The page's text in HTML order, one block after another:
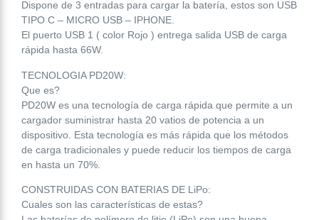
Dispone de 3 entradas para cargar la batería, estos son USB
TIPO C – MICRO USB – IPHONE.
El puerto USB 1 ( color Rojo ) entrega salida USB de carga
rápida hasta 66W.
TECNOLOGIA PD20W:
Que es?
PD20W es una tecnología de carga rápida que permite a un
cargador suministrar hasta 20 vatios de potencia a un
dispositivo. Esta tecnología es más rápida que los métodos
de carga tradicionales y puede reducir los tiempos de carga
en hasta un 70%.
CONSTRUIDAS CON BATERIAS DE LiPo:
Cuales son las características de estas?